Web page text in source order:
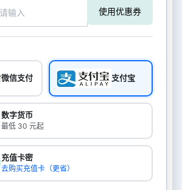
使用优惠券
微信支付 支付宝
数字货币
最低 30 元起
充值卡密
去购买充值卡（更省）